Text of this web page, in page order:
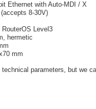
Ethernet with Auto-MDI / X
(accepts 8-30V)
RouterOS Level3
hermetic
mm
parameters, but we